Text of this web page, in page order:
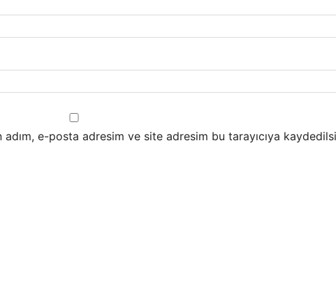
adım, e-posta adresim ve site adresim bu tarayıcıya